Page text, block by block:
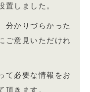
置しました。
分かりづらかった
ご意見いただけれ
て必要な情報をお
頂きます。